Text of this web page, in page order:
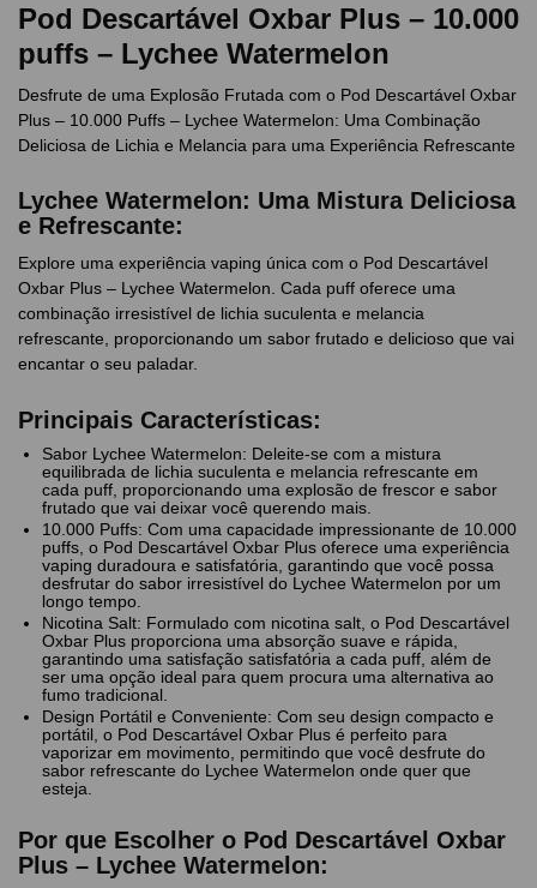
Pod Descartável Oxbar Plus – 10.000
puffs – Lychee Watermelon
Desfrute de uma Explosão Frutada com o Pod Descartável Oxbar
Plus – 10.000 Puffs – Lychee Watermelon: Uma Combinação
Deliciosa de Lichia e Melancia para uma Experiência Refrescante
Lychee Watermelon: Uma Mistura Deliciosa
e Refrescante:
Explore uma experiência vaping única com o Pod Descartável
Oxbar Plus – Lychee Watermelon. Cada puff oferece uma
combinação irresistível de lichia suculenta e melancia
refrescante, proporcionando um sabor frutado e delicioso que vai
encantar o seu paladar.
Principais Características:
Sabor Lychee Watermelon: Deleite-se com a mistura
equilibrada de lichia suculenta e melancia refrescante em
cada puff, proporcionando uma explosão de frescor e sabor
frutado que vai deixar você querendo mais.
10.000 Puffs: Com uma capacidade impressionante de 10.000
puffs, o Pod Descartável Oxbar Plus oferece uma experiência
vaping duradoura e satisfatória, garantindo que você possa
desfrutar do sabor irresistível do Lychee Watermelon por um
longo tempo.
Nicotina Salt: Formulado com nicotina salt, o Pod Descartável
Oxbar Plus proporciona uma absorção suave e rápida,
garantindo uma satisfação satisfatória a cada puff, além de
ser uma opção ideal para quem procura uma alternativa ao
fumo tradicional.
Design Portátil e Conveniente: Com seu design compacto e
portátil, o Pod Descartável Oxbar Plus é perfeito para
vaporizar em movimento, permitindo que você desfrute do
sabor refrescante do Lychee Watermelon onde quer que
esteja.
Por que Escolher o Pod Descartável Oxbar
Plus – Lychee Watermelon: